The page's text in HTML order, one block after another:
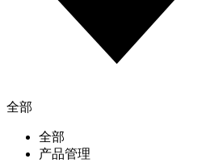
全部
全部
产品管理